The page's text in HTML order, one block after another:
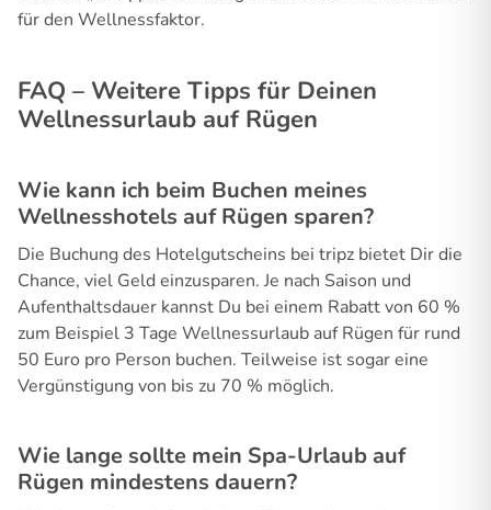
für den Wellnessfaktor.
FAQ – Weitere Tipps für Deinen
Wellnessurlaub auf Rügen
Wie kann ich beim Buchen meines
Wellnesshotels auf Rügen sparen?
Die Buchung des Hotelgutscheins bei tripz bietet Dir die
Chance, viel Geld einzusparen. Je nach Saison und
Aufenthaltsdauer kannst Du bei einem Rabatt von 60 %
zum Beispiel 3 Tage Wellnessurlaub auf Rügen für rund
50 Euro pro Person buchen. Teilweise ist sogar eine
Vergünstigung von bis zu 70 % möglich.
Wie lange sollte mein Spa-Urlaub auf
Rügen mindestens dauern?